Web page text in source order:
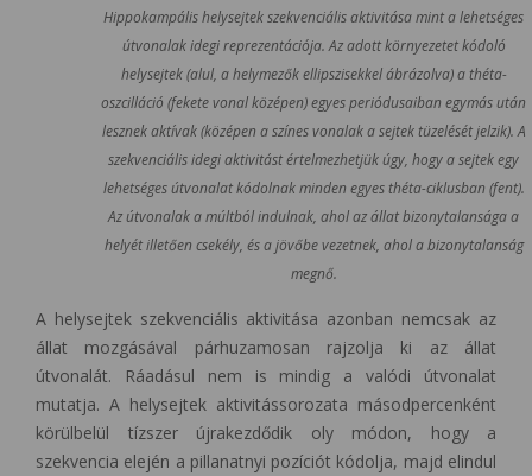
Hippokampális helysejtek szekvenciális aktivitása mint a lehetséges
útvonalak idegi reprezentációja. Az adott környezetet kódoló
helysejtek (alul, a helymezők ellipszisekkel ábrázolva) a théta-
oszcilláció (fekete vonal középen) egyes periódusaiban egymás után
lesznek aktívak (középen a színes vonalak a sejtek tüzelését jelzik). A
szekvenciális idegi aktivitást értelmezhetjük úgy, hogy a sejtek egy
lehetséges útvonalat kódolnak minden egyes théta-ciklusban (fent).
Az útvonalak a múltból indulnak, ahol az állat bizonytalansága a
helyét illetően csekély, és a jövőbe vezetnek, ahol a bizonytalanság
megnő.
A helysejtek szekvenciális aktivitása azonban nemcsak az
állat mozgásával párhuzamosan rajzolja ki az állat
útvonalát. Ráadásul nem is mindig a valódi útvonalat
mutatja. A helysejtek aktivitássorozata másodpercenként
körülbelül tízszer újrakezdődik oly módon, hogy a
szekvencia elején a pillanatnyi pozíciót kódolja, majd elindul